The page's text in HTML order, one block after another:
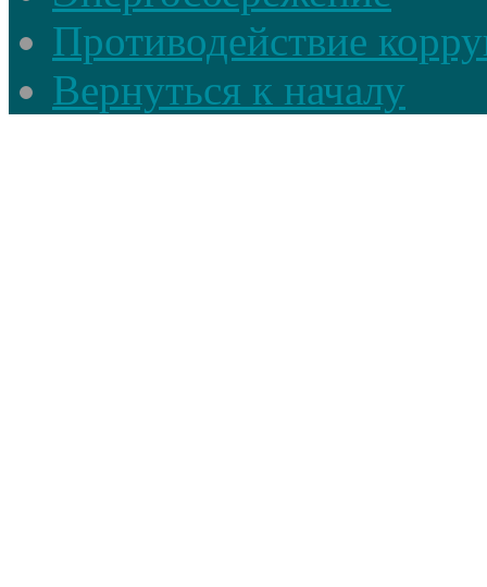
Противодействие
Вернуться к началу